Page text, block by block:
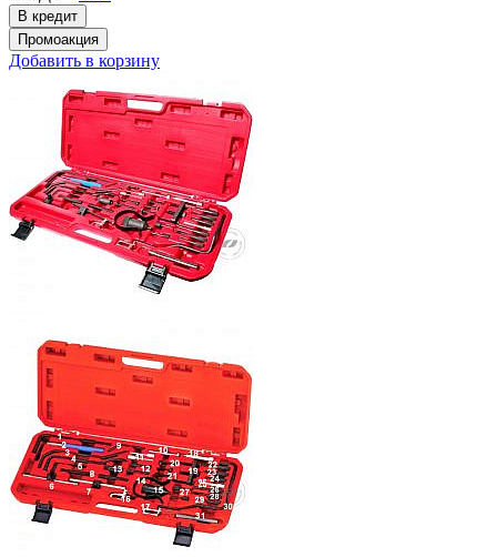
Добавить в корзину